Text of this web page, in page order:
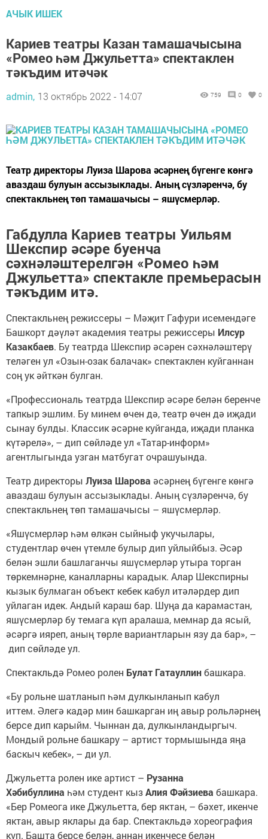
АЧЫК ИШЕК
Кариев театры Казан тамашачысына
«Ромео һәм Джульетта» спектаклен
тәкъдим итәчәк
admin, 13 октябрь 2022 - 14:07 759 0 0
Театр директоры Луиза Шарова әсәрнең бүгенге көнгә
аваздаш булуын ассызыклады. Аның сүзләренчә, бу
спектакльнең төп тамашачысы – яшүсмерләр.
Габдулла Кариев театры Уильям
Шекспир әсәре буенча
сәхнәләштерелгән «Ромео һәм
Джульетта» спектакле премьерасын
тәкъдим итә.
Спектакльнең режиссеры – Мәҗит Гафури исемендәге
Башкорт дәүләт академия театры режиссеры Илсур
Казакбаев. Бу театрда Шекспир әсәрен сәхнәләштерү
теләген ул «Озын-озак балачак» спектаклен куйганнан
соң ук әйткән булган.
«Профессиональ театрда Шекспир әсәре белән беренче
тапкыр эшлим. Бу минем өчен дә, театр өчен дә иҗади
сынау булды. Классик әсәрне куйганда, иҗади планка
күтәрелә», – дип сөйләде ул «Татар-информ»
агентлыгында узган матбугат очрашуында.
Театр директоры Луиза Шарова әсәрнең бүгенге көнгә
аваздаш булуын ассызыклады. Аның сүзләренчә, бу
спектакльнең төп тамашачысы – яшүсмерләр.
«Яшүсмерләр һәм өлкән сыйныф укучылары,
студентлар өчен үтемле булыр дип уйлыйбыз. Әсәр
белән эшли башлаганчы яшүсмерләр утыра торган
төркемнәрне, каналларны карадык. Алар Шекспирны
кызык булмаган объект кебек кабул итәләрдер дип
уйлаган идек. Андый караш бар. Шуңа да карамастан,
яшүсмерләр бу темага күп аралаша, мемнар да ясый,
әсәргә ияреп, аның төрле вариантларын язу да бар», –
дип сөйләде ул.
Спектакльдә Ромео ролен Булат Гатауллинбашкара.
«Бу рольне шатланып һәм дулкынланып кабул
иттем. Әлегә кадәр мин башкарган иң авыр рольләрнең
берсе дип карыйм. Чыннан да, дулкынландыргыч.
Мондый рольне башкару – артист тормышында яңа
баскыч кебек», – ди ул.
Джульетта ролен ике артист – Рузанна
Хәбибуллина һәм студент кызАлия Фәйзиева башкара.
«Бер Ромеога ике Джульетта, бер яктан, – бәхет, икенче
яктан, авыр яклары да бар. Спектакльдә хореография
күп. Башта берсе белән, аннан икенчесе белән